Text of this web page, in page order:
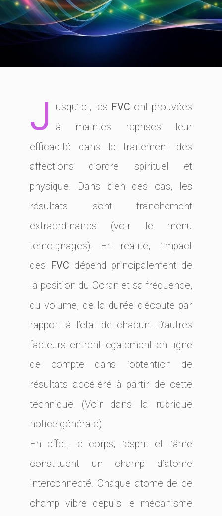
J usqu’ici, les FVC ont prouvées
à maintes reprises leur
efficacité dans le traitement des
affections d’ordre spirituel et
physique. Dans bien des cas, les
résultats sont franchement
extraordinaires (voir le menu
témoignages). En réalité, l’impact
des FVC dépend principalement de
la position du Coran et sa fréquence,
du volume, de la durée d’écoute par
rapport à l’état de chacun. D’autres
facteurs entrent également en ligne
de compte dans l’obtention de
résultats accéléré à partir de cette
technique (Voir dans la rubrique
notice générale)
En effet, le corps, l’esprit et l’âme
constituent un champ d’atome
interconnecté. Chaque atome de ce
champ vibre depuis le mécanisme